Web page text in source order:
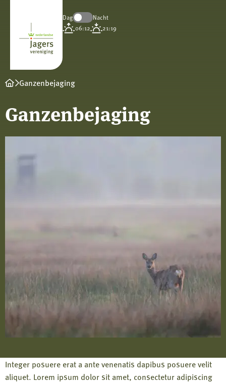
Koninklijke
Nederlandse
Jagersvereniging
Dag
Nacht
06:12
21:19
Ganzenbejaging
Ganzenbejaging
Integer posuere erat a ante venenatis dapibus posuere velit
aliquet. Lorem ipsum dolor sit amet, consectetur adipiscing